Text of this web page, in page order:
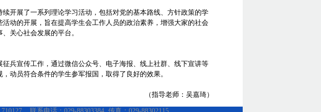
开展了一系列理论学习活动，包括对党的基本路线、方针政策的学
动的开展，旨在提高学生会工作人员的政治素养，增强大家的社会
关心社会发展的平台。
兵宣传工作，通过微信公众号、电子海报、线上社群、线下宣讲等
动员符合条件的学生参军报国，取得了良好的效果。
（指导老师：吴嘉琦）